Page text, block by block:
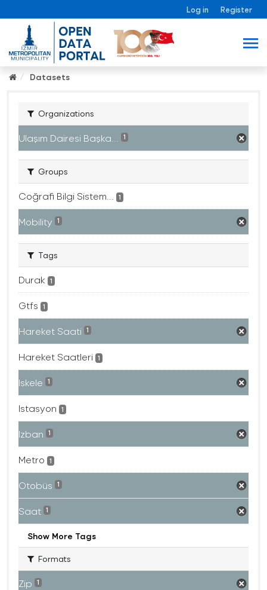
Log in Register
Datasets
Organizations
Ulaşım Dairesi Başka... 1
Groups
Coğrafi Bilgi Sistem... 1
Mobility 1
Tags
Durak 1
Gtfs 1
Hareket Saati 1
Hareket Saatleri 1
Iskele 1
Istasyon 1
Izban 1
Metro 1
Otobüs 1
Saat 1
Show More Tags
Formats
Zip 1